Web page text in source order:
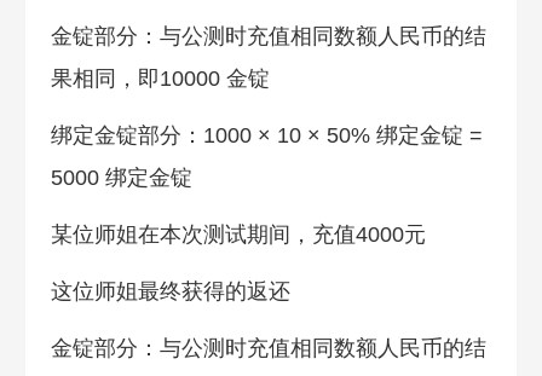
金锭部分：与公测时充值相同数额人民币的结
果相同，即10000 金锭
绑定金锭部分：1000 × 10 × 50% 绑定金锭 =
5000 绑定金锭
某位师姐在本次测试期间，充值4000元
这位师姐最终获得的返还
金锭部分：与公测时充值相同数额人民币的结